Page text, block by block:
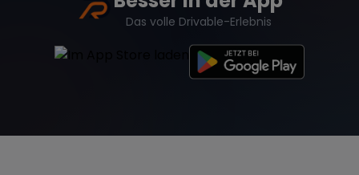
Das volle Drivable-Erlebnis